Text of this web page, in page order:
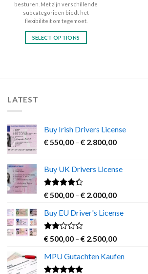
besturen. Met zijn verschillende
subcategorieën biedt het
flexibiliteit om tegemoet.
SELECT OPTIONS
be
chosen
product
page
LATEST
Buy Irish Drivers License
€550,00 – € 2.800,00Price
through
Buy UK Drivers License
Rated
out
of 5
€500,00 – € 2.000,00Price
€ 500,00
€ 2.000,00
Buy EU Driver's License
Rated
out
of 5
€500,00 – € 2.500,00Price
€ 500,00
MPU Gutachten Kaufen